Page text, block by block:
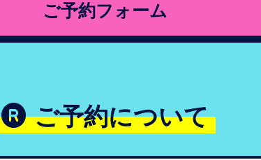
ご予約フォーム
ご予約について